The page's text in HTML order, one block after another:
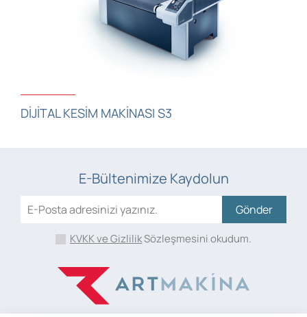
DIJITAL KESIM MAKINASI S3
E-Bültenimize Kaydolun
Gönder
KVKK ve GizlilikSözleşmesini okudum.